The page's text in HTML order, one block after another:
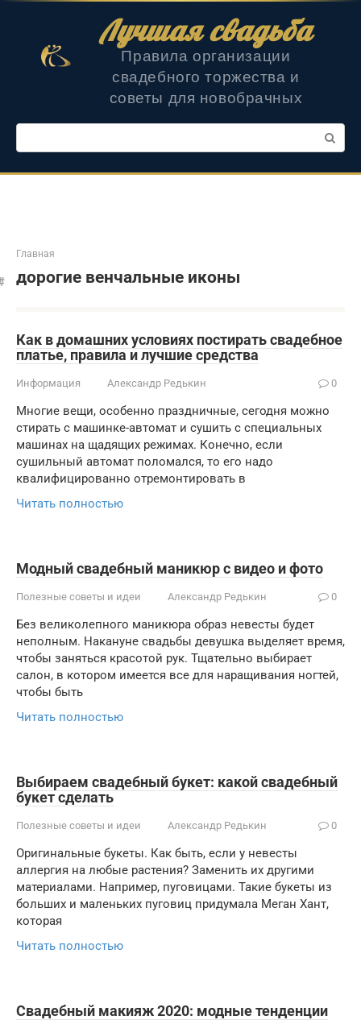
Лучшая свадьба
Правила организации
свадебного торжества и
советы для новобрачных
Поиск:
Главная
дорогие венчальные иконы
Как в домашних условиях постирать свадебное
платье, правила и лучшие средства
Информация Александр Редькин 0
Многие вещи, особенно праздничные, сегодня можно
стирать с машинке-автомат и сушить с специальных
машинах на щадящих режимах. Конечно, если
сушильный автомат поломался, то его надо
квалифицированно отремонтировать в
Читать полностью
Модный свадебный маникюр с видео и фото
Полезные советы и идеи Александр Редькин 0
Без великолепного маникюра образ невесты будет
неполным. Накануне свадьбы девушка выделяет время,
чтобы заняться красотой рук. Тщательно выбирает
салон, в котором имеется все для наращивания ногтей,
чтобы быть
Читать полностью
Выбираем свадебный букет: какой свадебный
букет сделать
Полезные советы и идеи Александр Редькин 0
Оригинальные букеты. Как быть, если у невесты
аллергия на любые растения? Заменить их другими
материалами. Например, пуговицами. Такие букеты из
больших и маленьких пуговиц придумала Меган Хант,
которая
Читать полностью
Свадебный макияж 2020: модные тенденции